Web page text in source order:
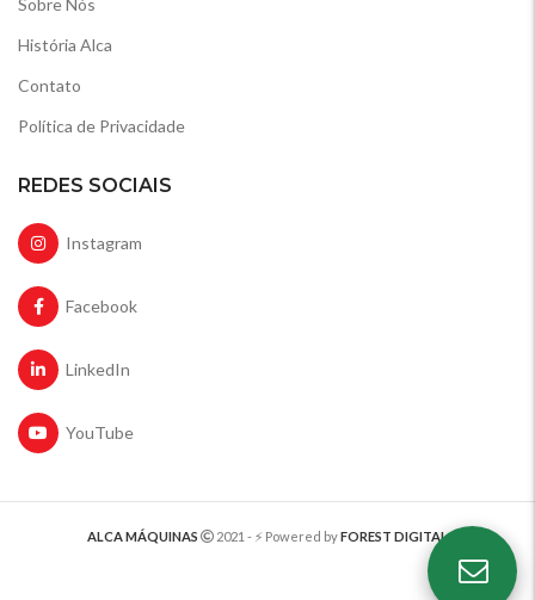
História Alca
Contato
Política de Privacidade
REDES SOCIAIS
Instagram
Facebook
LinkedIn
YouTube
ALCA MÁQUINAS 2021 - ⚡️ Powered byFOREST DIGITAL